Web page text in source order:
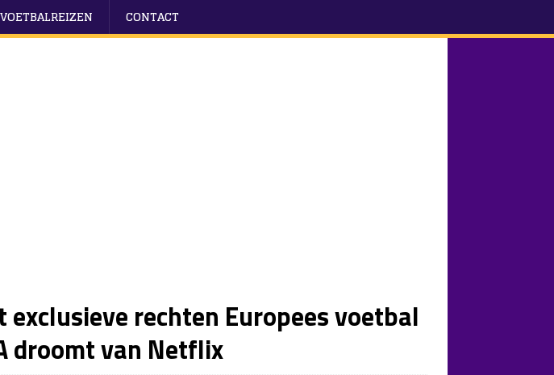
CONTACT
exclusieve rechten Europees voetbal
droomt van Netflix